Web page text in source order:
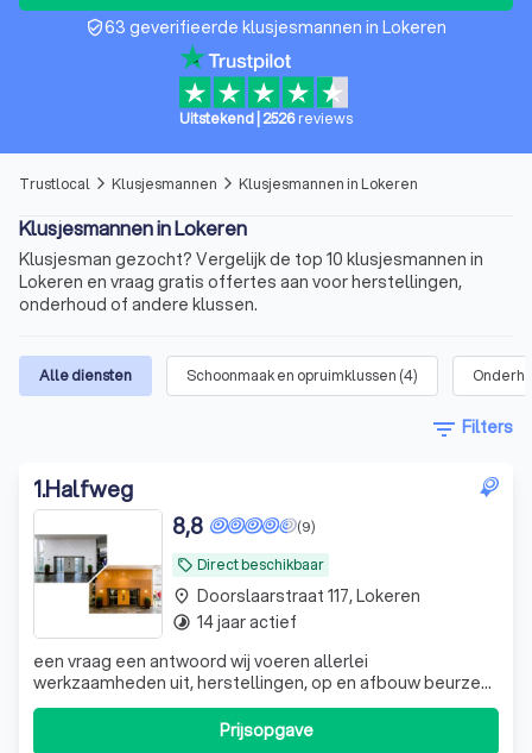
verified_user63 geverifieerde klusjesmannen in Lokeren
Uitstekend 2526reviews
Trustlocal arrow_forward_ios Klusjesmannen arrow_forward_ios Klusjesmannen in Lokeren
Klusjesmannen in Lokeren
Klusjesman gezocht? Vergelijk de top 10 klusjesmannen in
Lokeren en vraag gratis offertes aan voor herstellingen,
onderhoud of andere klussen.
Alle diensten Schoonmaak en opruimklussen (4)
filter_list Filters
1.Halfweg
local_offer Direct beschikbaar
(9)
8,8
een vraag een antwoord wij voeren allerlei
werkzaamheden uit, herstellingen, op en afbouw beurzen
congressen en festivals, leveren en opbouwen kleine
standen en popups, bestickering en veel meer
Prijsopgave
place Doorslaarstraat 117, Lokeren
timelapse 14 jaar actief